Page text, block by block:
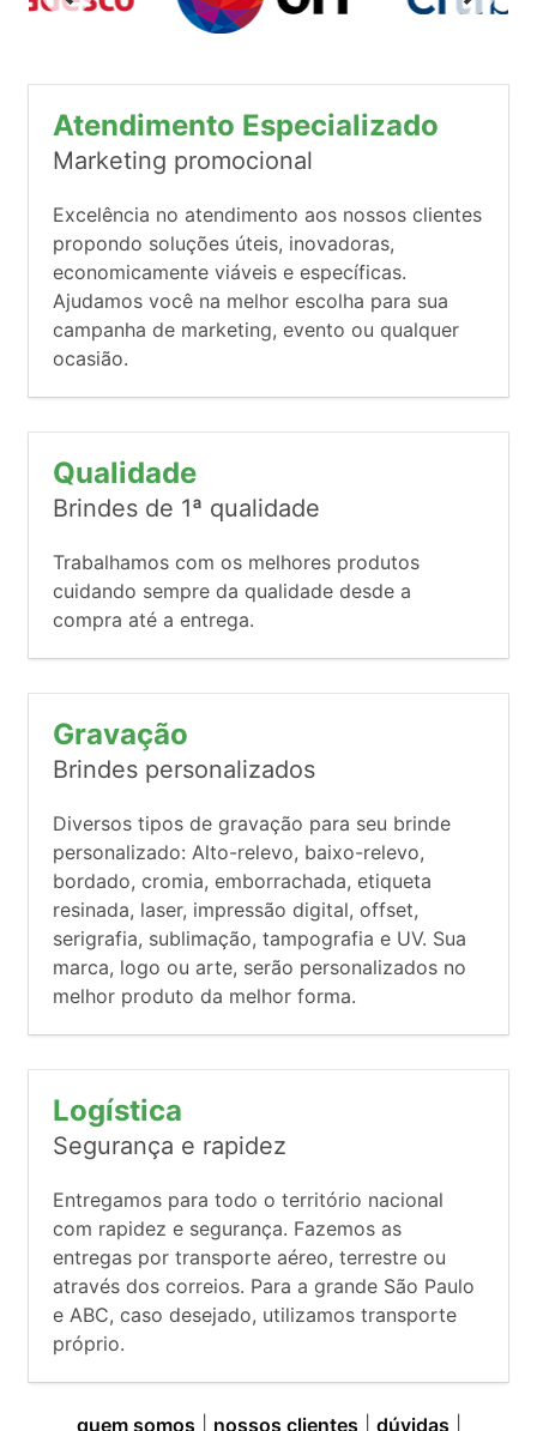
Atendimento Especializado
Marketing promocional
Excelência no atendimento aos nossos clientes
propondo soluções úteis, inovadoras,
economicamente viáveis e específicas.
Ajudamos você na melhor escolha para sua
campanha de marketing, evento ou qualquer
ocasião.
Qualidade
Brindes de 1ª qualidade
Trabalhamos com os melhores produtos
cuidando sempre da qualidade desde a
compra até a entrega.
Gravação
Brindes personalizados
Diversos tipos de gravação para seu brinde
personalizado: Alto-relevo, baixo-relevo,
bordado, cromia, emborrachada, etiqueta
resinada, laser, impressão digital, offset,
serigrafia, sublimação, tampografia e UV. Sua
marca, logo ou arte, serão personalizados no
melhor produto da melhor forma.
Logística
Segurança e rapidez
Entregamos para todo o território nacional
com rapidez e segurança. Fazemos as
entregas por transporte aéreo, terrestre ou
através dos correios. Para a grande São Paulo
e ABC, caso desejado, utilizamos transporte
próprio.
quem somos nossos clientes dúvidas